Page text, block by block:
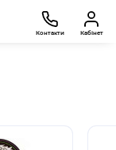
Контакти Кабінет